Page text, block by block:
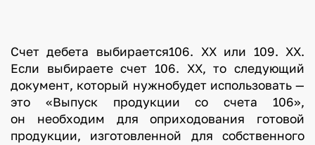
Счет дебета выбирается106. ХХ или 109. ХХ.
Если выбираете счет 106. ХХ, то следующий
документ, который нужнобудет использовать —
это «Выпуск продукции со счета 106»,
он необходим для оприходования готовой
продукции, изготовленной для собственного